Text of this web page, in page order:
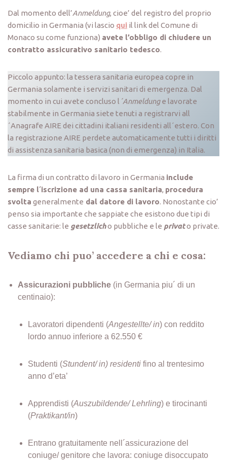
Dal momento dell’Anmeldung, cioe’ del registro del proprio
domicilio in Germania (vi lascio qui il link del Comune di
Monaco su come funziona) avete l’obbligo di chiudere un
contratto assicurativo sanitario tedesco.
Piccolo appunto: la tessera sanitaria europea copre in
Germania solamente i servizi sanitari di emergenza. Dal
momento in cui avete concluso l ´Anmeldunge lavorate
stabilmente in Germania siete tenuti a registrarvi all
´Anagrafe AIRE dei cittadini italiani residenti all´estero. Con
la registrazione AIRE perdete automaticamente tutti i diritti
di assistenza sanitaria basica (non di emergenza) in Italia.
La firma di un contratto di lavoro in Germania include
sempre l´iscrizione ad una cassa sanitaria, procedura
svolta generalmente dal datore di lavoro. Nonostante cio’
penso sia importante che sappiate che esistono due tipi di
casse sanitarie: le gesetzlicho pubbliche e le privato private.
Vediamo chi puo’ accedere a chi e cosa:
Assicurazioni pubbliche (in Germania piu´ di un
centinaio):
Lavoratori dipendenti (Angestellte/ in) con reddito
lordo annuo inferiore a 62.550 €
Studenti (Stundent/ in) residenti fino al trentesimo
anno d’eta’
Apprendisti (Auszubildende/ Lehrling) e tirocinanti
(Praktikant/in)
Entrano gratuitamente nell´assicurazione del
coniuge/ genitore che lavora: coniuge disoccupato